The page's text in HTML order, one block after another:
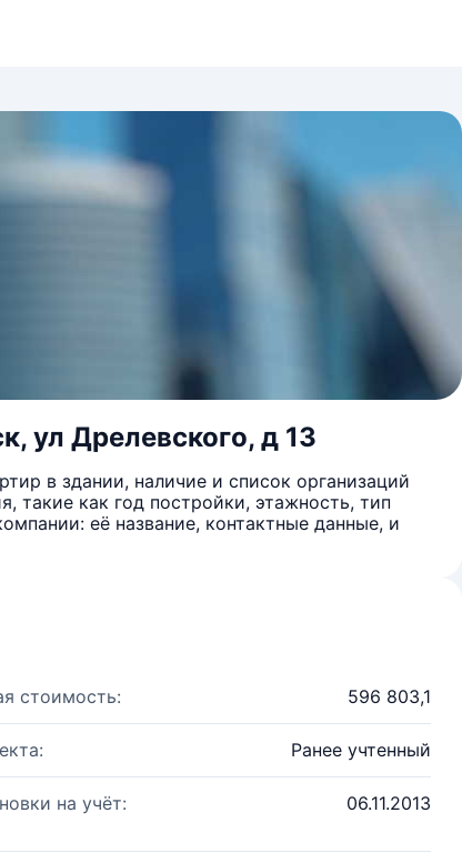
ул Дрелевского, д 13
в здании, наличие и список организаций
такие как год постройки, этажность, тип
её название, контактные данные, и
стоимость: 596 803,1
Ранее учтенный
на учёт: 06.11.2013